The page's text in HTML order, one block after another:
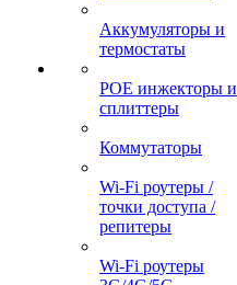
Аккумуляторы и
термостаты
POE инжекторы и
сплиттеры
Коммутаторы
Wi-Fi роутеры /
точки доступа /
репитеры
Wi-Fi роутеры